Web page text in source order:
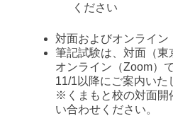
ください
対面およびオンライ
筆記試験は、対面（
オンライン（Zoom）
11/1以降にご案内いた
※くまもと校の対面開
い合わせください。